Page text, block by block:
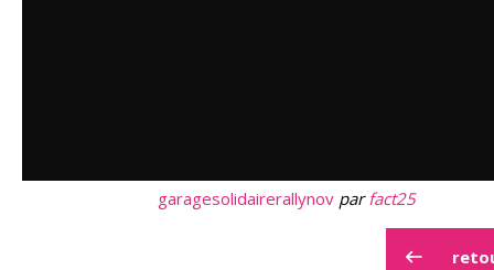
garagesolidairerallynov par fact25